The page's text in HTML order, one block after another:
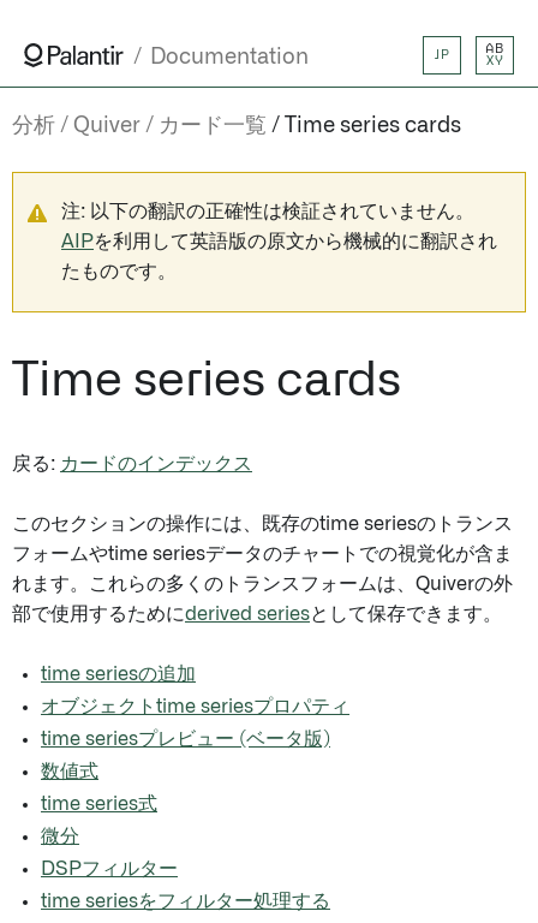
Documentation JP
AB
XY
分析 Quiver カード一覧 Time series cards
注: 以下の翻訳の正確性は検証されていません。
AIPを利用して英語版の原文から機械的に翻訳され
たものです。
Time series cards
戻る: カードのインデックス
このセクションの操作には、既存のtime seriesのトランス
フォームやtime seriesデータのチャートでの視覚化が含ま
れます。これらの多くのトランスフォームは、Quiverの外
部で使用するためにderived seriesとして保存できます。
time seriesの追加
オブジェクトtime seriesプロパティ
time seriesプレビュー (ベータ版)
数値式
time series式
微分
DSPフィルター
time seriesをフィルター処理する